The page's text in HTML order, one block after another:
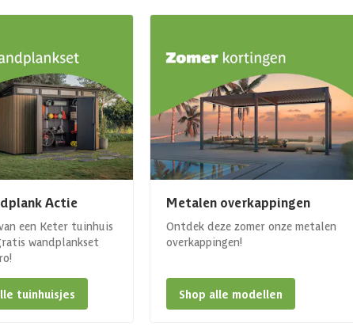
Actie
een Keter tuinhuis
wandplankset
tuinhuisjes
Metalen overkappingen
Ontdek deze zomer onze metalen
overkappingen!
Shop alle modellen